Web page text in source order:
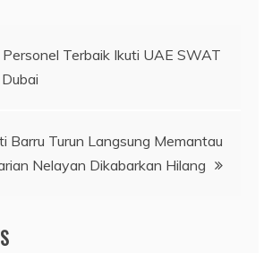
Personel Terbaik Ikuti UAE SWAT
Barru Turun Langsung Memantau
Nelayan Dikabarkan Hilang